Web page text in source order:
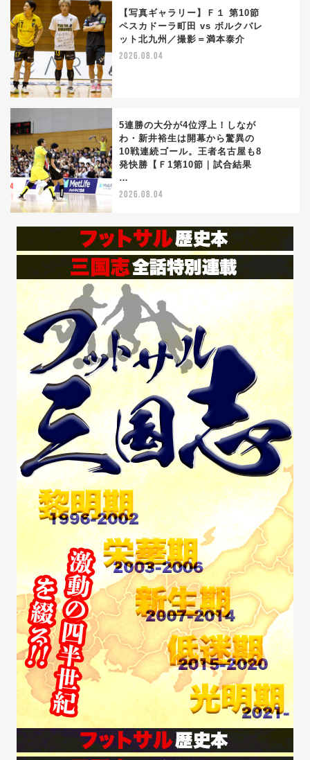
【写真ギャラリー】Ｆ１ 第10節
ペスカドーラ町田 vs ボルクバレ
ット北九州／撮影＝満本泰介
2026.08.04
5連勝の大分が4位浮上！しなが
わ・新井裕生は開幕から驚異の
10戦連続ゴール。王者名古屋も8
発快勝【Ｆ1第10節｜試合結果
…
2026.08.04